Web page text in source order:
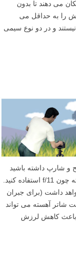
می دهند تا بدون
را به حداقل می
و در دو نوع سیمی
و شارپ داشته باشید
(عمق میدان زیاد)، لازم است که از دیافراگمی بسته چون f/11 استفاده کنید.
داشت (برای جبران
شاتر آهسته می تواند
باعث کاهش لرزش